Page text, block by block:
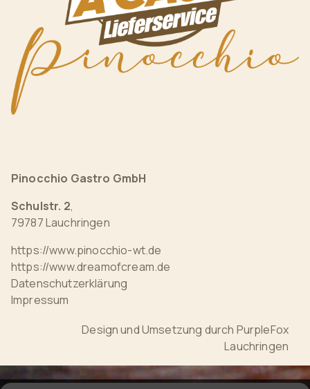
Pinocchio Gastro GmbH
Schulstr. 2,
79787 Lauchringen
https://www.pinocchio-wt.de
https://www.dreamofcream.de
Datenschutzerklärung
Impressum
Design und Umsetzung durch PurpleFox
Lauchringen